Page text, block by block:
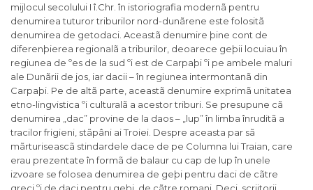
mijlocul secolului I î.Chr. în istoriografia modernã pentru
denumirea tuturor triburilor nord-dunãrene este folositã
denumirea de getodaci. Aceastã denumire þine cont de
diferenþierea regionalã a triburilor, deoarece geþii locuiau în
regiunea de ºes de la sud ºi est de Carpaþi ºi pe ambele maluri
ale Dunãrii de jos, iar dacii – în regiunea intermontanã din
Carpaþi. Pe de altã parte, aceastã denumire exprimã unitatea
etno-lingvistica ºi culturalã a acestor triburi. Se presupune cã
denumirea „dac” provine de la daos – „lup” în limba înruditã a
tracilor frigieni, stãpâni ai Troiei. Despre aceasta par sã
mãrturiseascã stindardele dace de pe Columna lui Traian, care
erau prezentate în formã de balaur cu cap de lup în unele
izvoare se folosea denumirea de geþi pentru daci de cãtre